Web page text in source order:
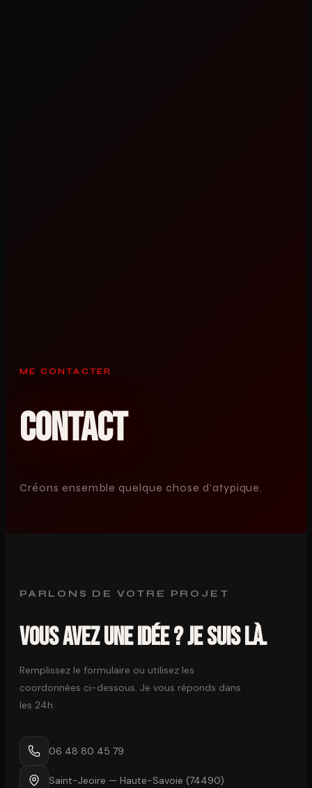
ME CONTACTER
Contact
Créons ensemble quelque chose d'atypique.
PARLONS DE VOTRE PROJET
Vous avez une idée ? Je suis là.
Remplissez le formulaire ou utilisez les
coordonnées ci-dessous. Je vous réponds dans
les 24h.
06 48 80 45 79
Saint-Jeoire — Haute-Savoie (74490)